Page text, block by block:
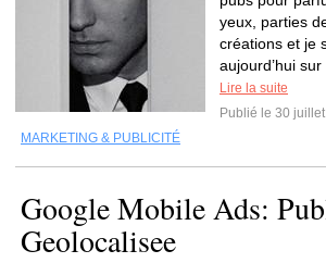
yeux, parties
créations et je
aujourd’hui sur
Lire la suite
Publié le 30
MARKETING & PUBLICITÉ
Google Mobile Ads:
Geolocalisee